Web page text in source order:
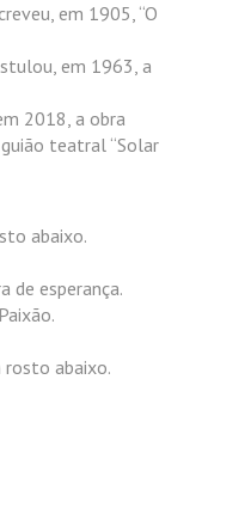
em 1905, “O
em 1963, a
2018, a obra
teatral “Solar
abaixo.
de esperança.
rosto abaixo.